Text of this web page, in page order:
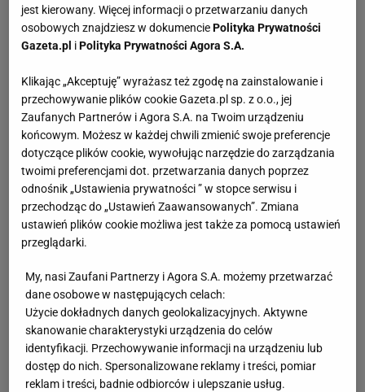
jest kierowany. Więcej informacji o przetwarzaniu danych
osobowych znajdziesz w dokumenciePolityka Prywatności
Gazeta.pl iPolityka Prywatności Agora S.A.
Klikając „Akceptuję” wyrażasz też zgodę na zainstalowanie i
przechowywanie plików cookie Gazeta.pl sp. z o.o., jej
Zaufanych Partnerów i Agora S.A. na Twoim urządzeniu
końcowym. Możesz w każdej chwili zmienić swoje preferencje
dotyczące plików cookie, wywołując narzędzie do zarządzania
twoimi preferencjami dot. przetwarzania danych poprzez
odnośnik „Ustawienia prywatności ” w stopce serwisu i
przechodząc do „Ustawień Zaawansowanych”. Zmiana
ustawień plików cookie możliwa jest także za pomocą ustawień
przeglądarki.
My, nasi Zaufani Partnerzy i Agora S.A. możemy przetwarzać
dane osobowe w następujących celach:
Użycie dokładnych danych geolokalizacyjnych. Aktywne
skanowanie charakterystyki urządzenia do celów
identyfikacji. Przechowywanie informacji na urządzeniu lub
dostęp do nich. Spersonalizowane reklamy i treści, pomiar
reklam i treści, badnie odbiorców i ulepszanie usług.